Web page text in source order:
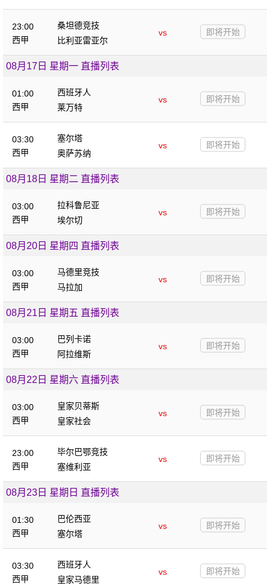
23:00
西甲
桑坦德竞技
vs
比利亚雷亚尔
即将开始
08月17日 星期一 直播列表
01:00
西甲
西班牙人
vs
莱万特
即将开始
03:30
西甲
塞尔塔
vs
奥萨苏纳
即将开始
08月18日 星期二 直播列表
03:00
西甲
拉科鲁尼亚
vs
埃尔切
即将开始
08月20日 星期四 直播列表
03:00
西甲
马德里竞技
vs
马拉加
即将开始
08月21日 星期五 直播列表
03:00
西甲
巴列卡诺
vs
阿拉维斯
即将开始
08月22日 星期六 直播列表
03:00
西甲
皇家贝蒂斯
vs
皇家社会
即将开始
23:00
西甲
毕尔巴鄂竞技
vs
塞维利亚
即将开始
08月23日 星期日 直播列表
01:30
西甲
巴伦西亚
vs
塞尔塔
即将开始
03:30
西甲
西班牙人
vs
皇家马德里
即将开始